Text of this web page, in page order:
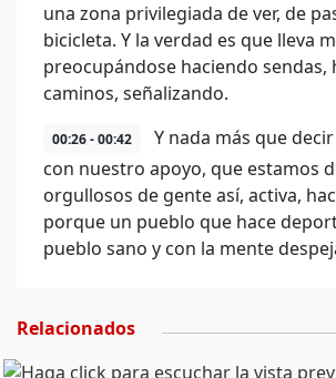
una zona privilegiada de ver, de
bicicleta. Y la verdad es que lleva
preocupándose haciendo sendas,
caminos, señalizando.
00:26 - 00:42
Y nada más que
con nuestro apoyo, que estamos
orgullosos de gente así, activa,
porque un pueblo que hace
pueblo sano y con la mente
Relacionados